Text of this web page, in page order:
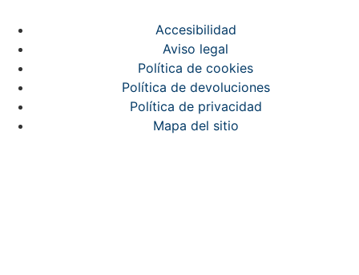
Accesibilidad
Aviso legal
Política de cookies
Política de devoluciones
Política de privacidad
Mapa del sitio